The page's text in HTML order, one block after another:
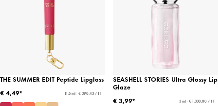
THE SUMMER EDIT Peptide Lipgloss
€ 4,49*
11,5 ml - € 390,43 / 1 l
SEASHELL STORIES Ultra Glossy Lip
Glaze
€ 3,99*
3 ml - € 1.330,00 / 1 l